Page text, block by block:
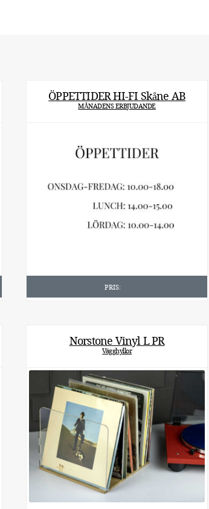
ÖPPETTIDER HI-FI Skåne AB
MÅNADENS ERBJUDANDE
PRIS:
Norstone Vinyl L PR
Vägghyllor